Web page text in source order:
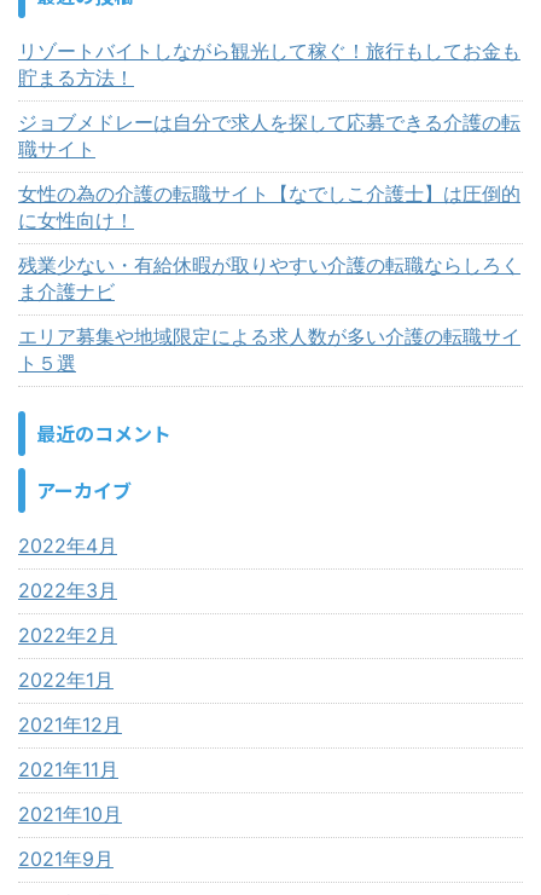
リゾートバイトしながら観光して稼ぐ！旅行もしてお金も
貯まる方法！
ジョブメドレーは自分で求人を探して応募できる介護の転
職サイト
女性の為の介護の転職サイト【なでしこ介護士】は圧倒的
に女性向け！
残業少ない・有給休暇が取りやすい介護の転職ならしろく
ま介護ナビ
エリア募集や地域限定による求人数が多い介護の転職サイ
ト５選
最近のコメント
アーカイブ
2022年4月
2022年3月
2022年2月
2022年1月
2021年12月
2021年11月
2021年10月
2021年9月